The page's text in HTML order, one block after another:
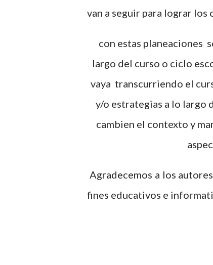
van a seguir para lograr los
con estas planeaciones se pretenden explicar de una manera muy original a lo
largo del curso o ciclo
vaya transcurriendo el
y/o estrategias a lo largo
cambien el contexto y
Agradecemos a los
fines educativos e